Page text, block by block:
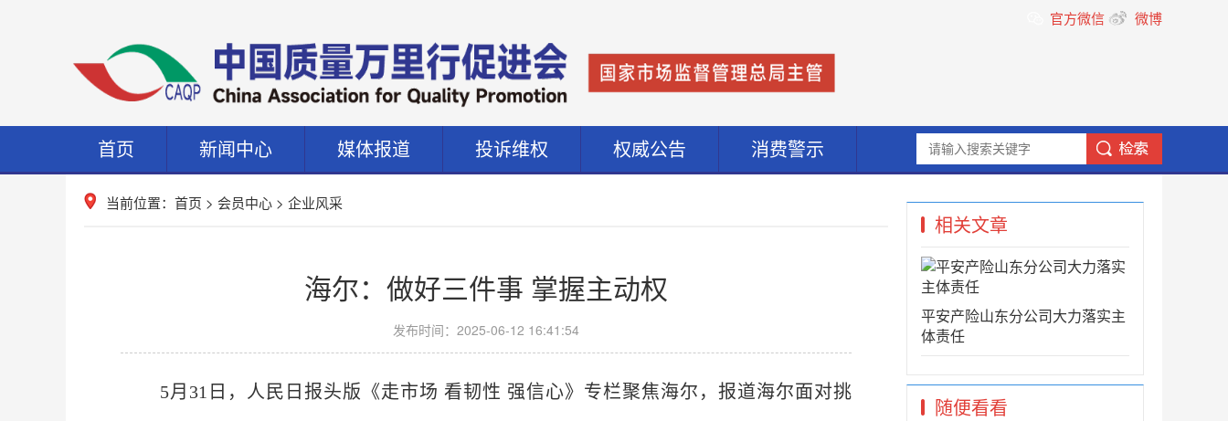
官方微信 微博
首页 新闻中心 媒体报道 投诉维权 权威公告 消费警示
当前位置： 首页 > 会员中心 > 企业风采
海尔：做好三件事 掌握主动权
发布时间：2025-06-12 16:41:54
5月31日，人民日报头版《走市场 看韧性 强信心》专栏聚焦海尔，报道海尔面对挑
相关文章
平安产险山东分公司大力落实主
体责任
随便看看